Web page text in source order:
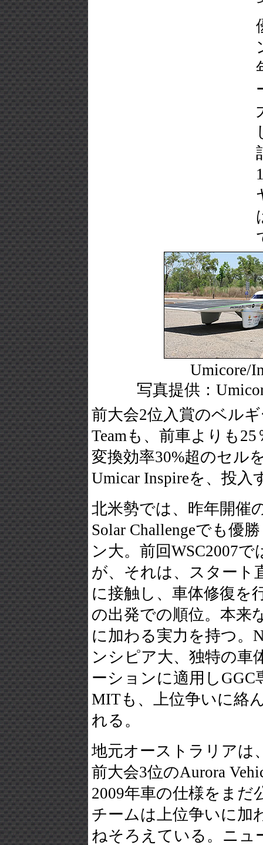
Umicore/
写真提供：
前大会2位入賞のベルギ
Teamも、前車よりも
変換効率30%超のセル
Umicar Inspireを、投入
北米勢では、昨年開催
Solar Challengeでも優
ン大。前回WSC2007
が、それは、スタート
に接触し、車体修復を
の出発での順位。本来
に加わる実力を持つ。
ンシピア大、独特の車
ーションに適用しGGC
MITも、上位争いに絡
れる。
地元オーストラリアは
前大会3位のAurora
2009年車の仕様をまだ
チームは上位争いに加
ねそろえている。ニュ